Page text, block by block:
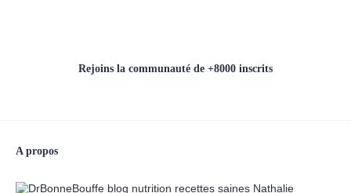
Rejoins la communauté de +8000 inscrits
A propos